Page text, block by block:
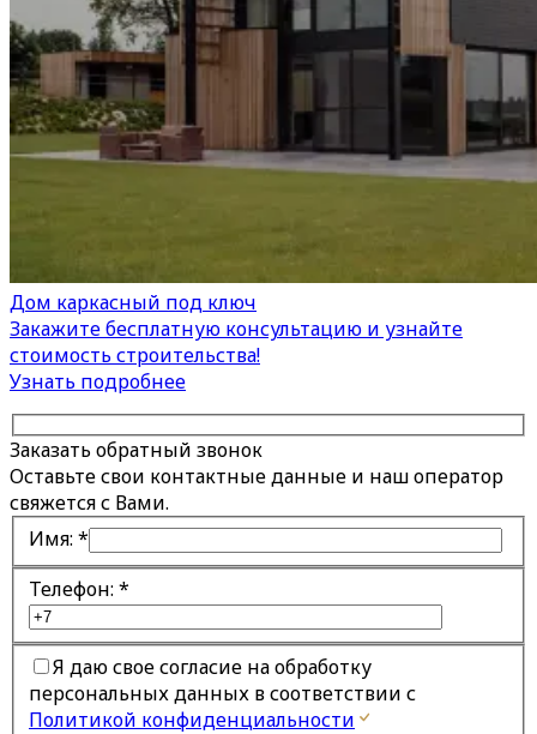
Дом каркасный под ключ
Закажите бесплатную консультацию и узнайте
стоимость строительства!
Узнать подробнее
Заказать обратный звонок
Оставьте свои контактные данные и наш оператор
свяжется с Вами.
Имя: *
Телефон: *
Я даю свое согласие на обработку
персональных данных в соответствии с
Политикой конфиденциальности